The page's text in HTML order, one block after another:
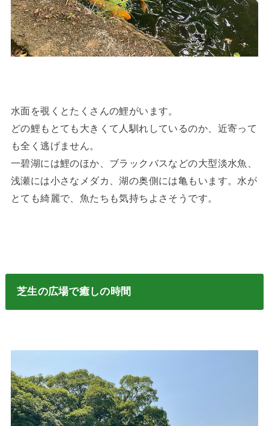
水面を覗くとたくさんの鯉がいます。
どの鯉もとても大きくて人馴れしているのか、近寄って
も全く逃げません。
一碧湖には鯉のほか、ブラックバスなどの大型淡水魚、
浅瀬には小さなメダカ、湖の奥側には亀もいます。水が
とても綺麗で、魚たちも気持ちよさそうです。
芝生の広場で癒しの時間